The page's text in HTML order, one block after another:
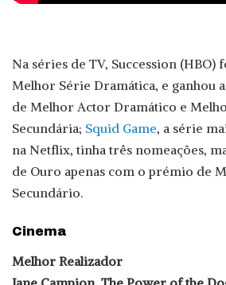
Na séries de TV, Succession (HBO)
Melhor Série Dramática, e ganhou
de Melhor Actor Dramático e
Secundária; Squid Game, a série
na Netflix, tinha três nomeações,
de Ouro apenas com o prémio de
Secundário.
Cinema
Melhor Realizador